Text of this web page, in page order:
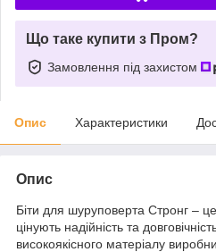
Що таке купити з Пром?
Замовлення під захистом
Опис Характеристики
Опис
Біти для шуруповерта Стронг –
цінують надійність та
високоякісного матеріалу